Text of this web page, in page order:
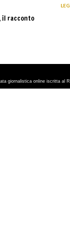
il racconto
giornalistica online iscritta al